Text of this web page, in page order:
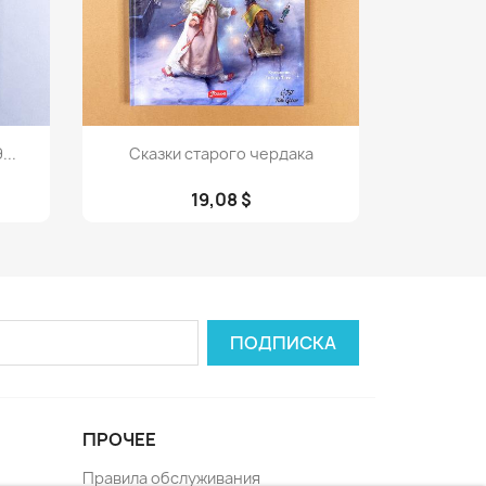
Просмотр
Сказки старого чердака
19,08 $
ПРОЧЕЕ
Правила обслуживания